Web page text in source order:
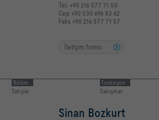
Tel. +90 216 577 71 50
Cep +90 530 696 83 62
Faks +90 216 577 71 57
İletişim formu
Bölüm
Satışlar
Fonksiyon
Danışman
Sinan Bozkurt